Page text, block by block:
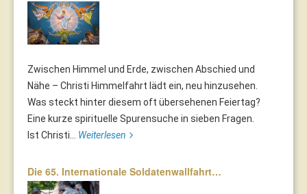
Zwischen Himmel und Erde, zwischen Abschied und
Nähe – Christi Himmelfahrt lädt ein, neu hinzusehen.
Was steckt hinter diesem oft übersehenen Feiertag?
Eine kurze spirituelle Spurensuche in sieben Fragen.
Ist Christi... Weiterlesen
Die 65. Internationale Soldatenwallfahrt…